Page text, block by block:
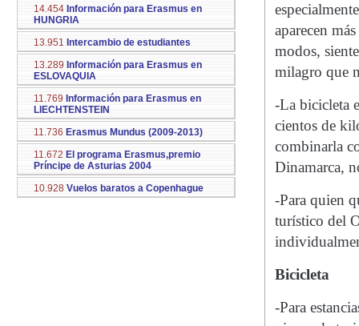
14.454 Información para Erasmus en
HUNGRIA
13.951 Intercambio de estudiantes
13.289 Información para Erasmus en
ESLOVAQUIA
11.769 Información para Erasmus en
LIECHTENSTEIN
11.736 Erasmus Mundus (2009-2013)
11.672 El programa Erasmus,premio
Príncipe de Asturias 2004
10.928 Vuelos baratos a Copenhague
aparecen
modos,
milagro que
-La bicicleta
cientos de
combinarla
Dinamarca,
-Para quien
turístico del
Bicicleta
-Para